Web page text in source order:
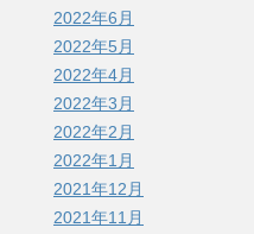
2022年6月
2022年5月
2022年4月
2022年3月
2022年2月
2022年1月
2021年12月
2021年11月